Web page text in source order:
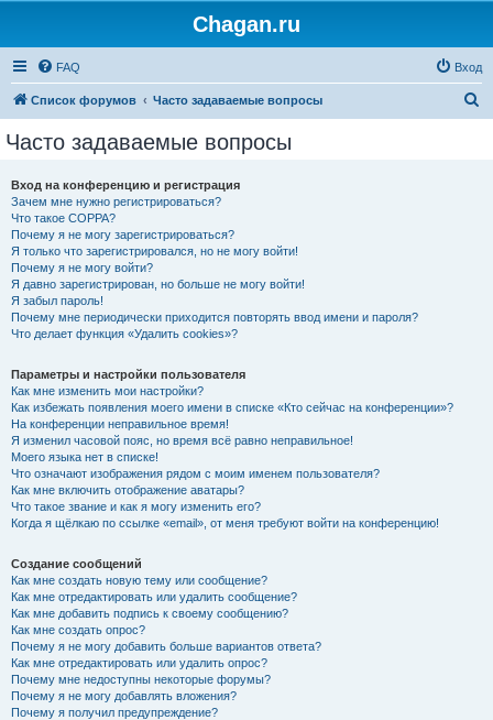
Chagan.ru
FAQ Вход
Список форумов Часто задаваемые вопросы
Часто задаваемые вопросы
Вход на конференцию и регистрация
Зачем мне нужно регистрироваться?
Что такое COPPA?
Почему я не могу зарегистрироваться?
Я только что зарегистрировался, но не могу войти!
Почему я не могу войти?
Я давно зарегистрирован, но больше не могу войти!
Я забыл пароль!
Почему мне периодически приходится повторять ввод имени и пароля?
Что делает функция «Удалить cookies»?
Параметры и настройки пользователя
Как мне изменить мои настройки?
Как избежать появления моего имени в списке «Кто сейчас на конференции»?
На конференции неправильное время!
Я изменил часовой пояс, но время всё равно неправильное!
Моего языка нет в списке!
Что означают изображения рядом с моим именем пользователя?
Как мне включить отображение аватары?
Что такое звание и как я могу изменить его?
Когда я щёлкаю по ссылке «email», от меня требуют войти на конференцию!
Создание сообщений
Как мне создать новую тему или сообщение?
Как мне отредактировать или удалить сообщение?
Как мне добавить подпись к своему сообщению?
Как мне создать опрос?
Почему я не могу добавить больше вариантов ответа?
Как мне отредактировать или удалить опрос?
Почему мне недоступны некоторые форумы?
Почему я не могу добавлять вложения?
Почему я получил предупреждение?